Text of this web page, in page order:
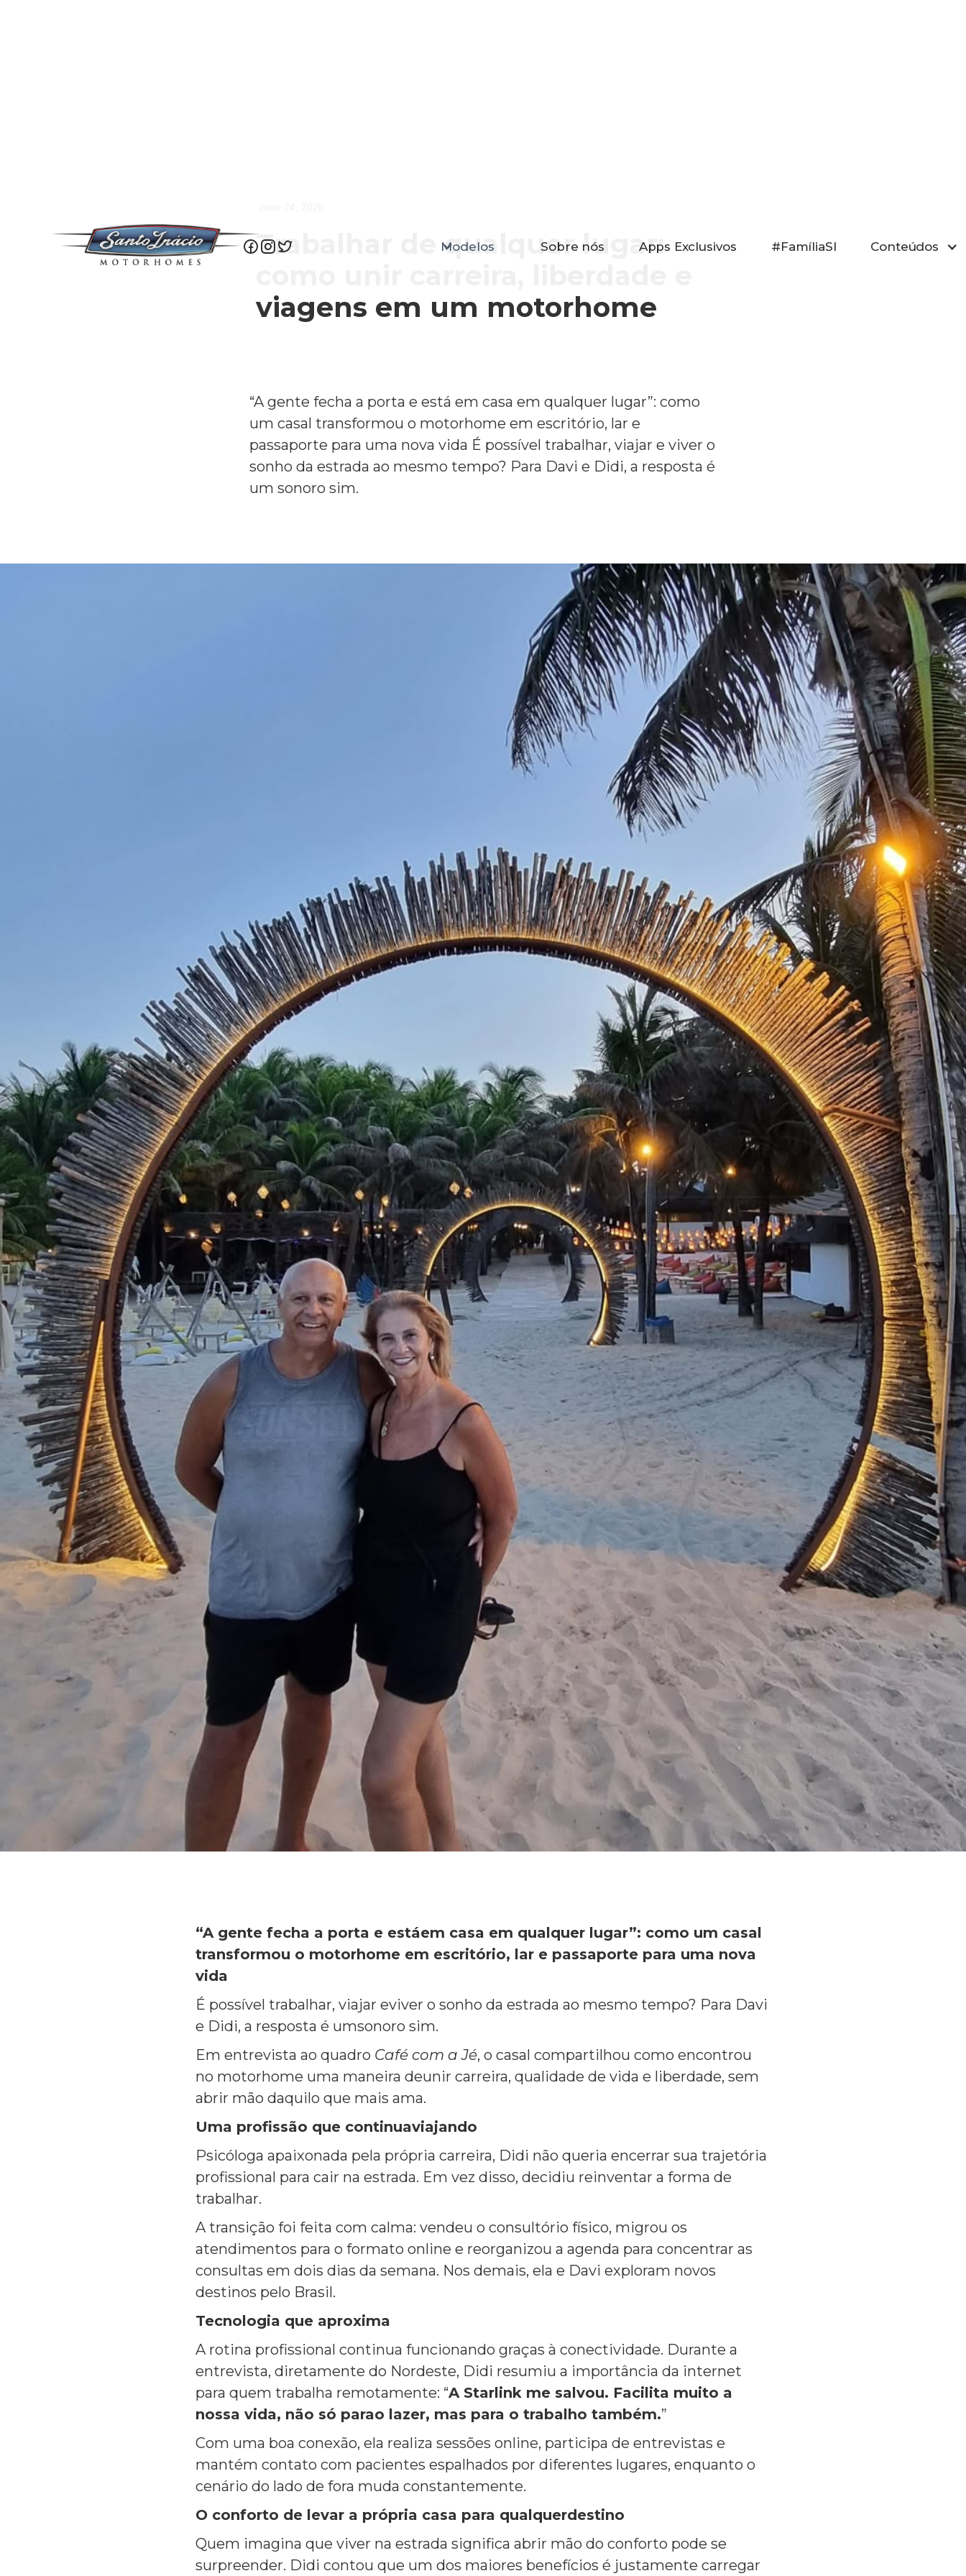
Modelos Sobre nós Apps Exclusivos #FamíliaSI Conteúdos
Trabalhar de qualquer lugar:
viagens em um motorhome
“A gente fecha a porta e está em casa em qualquer lugar”: como
um casal transformou o motorhome em escritório, lar e
passaporte para uma nova vida É possível trabalhar, viajar e viver o
sonho da estrada ao mesmo tempo? Para Davi e Didi, a resposta é
um sonoro sim.
“A gente fecha a porta e estáem casa em qualquer lugar”: como um casal
transformou o motorhome em escritório, lar e passaporte para uma nova
vida
É possível trabalhar, viajar eviver o sonho da estrada ao mesmo tempo? Para Davi
e Didi, a resposta é umsonoro sim.
Em entrevista ao quadro Café com a Jé, o casal compartilhou como encontrou
no motorhome uma maneira deunir carreira, qualidade de vida e liberdade, sem
abrir mão daquilo que mais ama.
Uma profissão que continuaviajando
Psicóloga apaixonada pela própria carreira, Didi não queria encerrar sua trajetória
profissional para cair na estrada. Em vez disso, decidiu reinventar a forma de
trabalhar.
A transição foi feita com calma: vendeu o consultório físico, migrou os
atendimentos para o formato online e reorganizou a agenda para concentrar as
consultas em dois dias da semana. Nos demais, ela e Davi exploram novos
destinos pelo Brasil.
Tecnologia que aproxima
A rotina profissional continua funcionando graças à conectividade. Durante a
entrevista, diretamente do Nordeste, Didi resumiu a importância da internet
para quem trabalha remotamente: “A Starlink me salvou. Facilita muito a
nossa vida, não só parao lazer, mas para o trabalho também.”
Com uma boa conexão, ela realiza sessões online, participa de entrevistas e
mantém contato com pacientes espalhados por diferentes lugares, enquanto o
cenário do lado de fora muda constantemente.
O conforto de levar a própria casa para qualquerdestino
Quem imagina que viver na estrada significa abrir mão do conforto pode se
surpreender. Didi contou que um dos maiores benefícios é justamente carregar